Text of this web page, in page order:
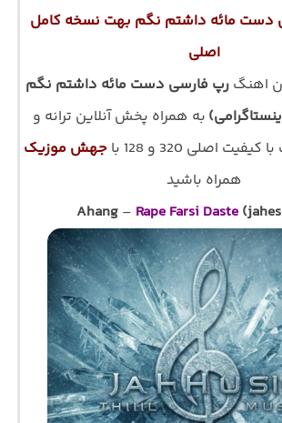
دست مائه داشتم نگم بهت نسخه کامل
اصلی
اهنگ رپ فارسی دست مائه داشتم نگم
به همراه پخش آنلاین ترانه و
اصلی 320 و 128 با
جهش موزیک
همراه باشید
Ahang – Rape Farsi Daste